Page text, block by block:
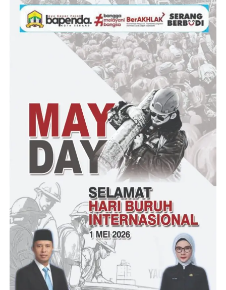
perbuatannya sesuai dengan ketentuan hukum yang berlaku,”
ujar Maruli pada Selasa (07/07).
Maruli juga mengajak seluruh elemen masyarakat untuk
bersama-sama menciptakan lingkungan yang aman bagi anak
dengan meningkatkan kepedulian terhadap setiap indikasi
kekerasan maupun pelecehan seksual.
“Perlindungan terhadap anak bukan hanya menjadi tanggung
jawab aparat penegak hukum, tetapi juga tanggung jawab kita
bersama. Kami mengimbau para orang tua, keluarga, tenaga
pendidik, tokoh masyarakat, dan seluruh warga agar lebih peduli
terhadap kondisi anak-anak di sekitarnya. Jangan ragu untuk
melapor apabila mengetahui atau mencurigai adanya tindak
kekerasan terhadap anak. Keberanian untuk melapor dapat
menjadi langkah awal dalam menyelamatkan masa depan anak
dan mencegah munculnya korban lainnya,” tutup Maruli.
Polda Banten memastikan proses penyidikan akan terus berjalan
secara profesional, transparan, dan akuntabel. Selain melakukan
penegakan hukum terhadap pelaku, Polda Banten juga terus
berkoordinasi dengan instansi terkait untuk memastikan para
korban memperoleh pendampingan hukum, psikologis, serta